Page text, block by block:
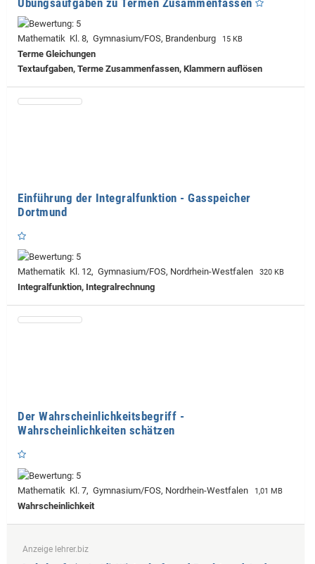
Übungsaufgaben zu Termen Zusammenfassen
Mathematik Kl. 8, Gymnasium/FOS, Brandenburg 15 KB
Terme Gleichungen
Textaufgaben, Terme Zusammenfassen, Klammern auflösen
Einführung der Integralfunktion - Gasspeicher
Dortmund
Mathematik Kl. 12, Gymnasium/FOS, Nordrhein-Westfalen 320 KB
Integralfunktion, Integralrechnung
Der Wahrscheinlichkeitsbegriff -
Wahrscheinlichkeiten schätzen
Mathematik Kl. 7, Gymnasium/FOS, Nordrhein-Westfalen 1,01 MB
Wahrscheinlichkeit
Anzeige lehrer.biz